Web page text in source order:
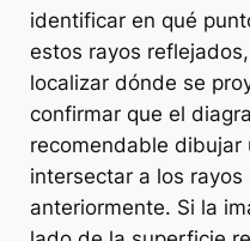
identificar en qué
estos rayos
localizar dónde se
confirmar que el
recomendable dibujar
intersectar a los
anteriormente. Si la